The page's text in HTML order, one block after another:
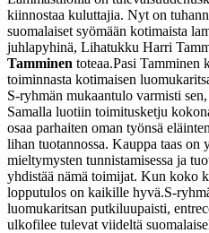
kiinnostaa kuluttajia. Nyt on
suomalaiset syömään kotimaista
juhlapyhinä, Lihatukku Harri
Tamminen toteaa.Pasi Tamminen
toiminnasta kotimaisen
S-ryhmän mukaantulo varmisti
Samalla luotiin toimitusketju
osaa parhaiten oman työnsä
lihan tuotannossa. Kauppa taas
mieltymysten tunnistamisessa ja
yhdistää nämä toimijat. Kun koko
lopputulos on kaikille hyvä.S-
luomukaritsan putkiluupaisti,
ulkofilee tulevat viideltä